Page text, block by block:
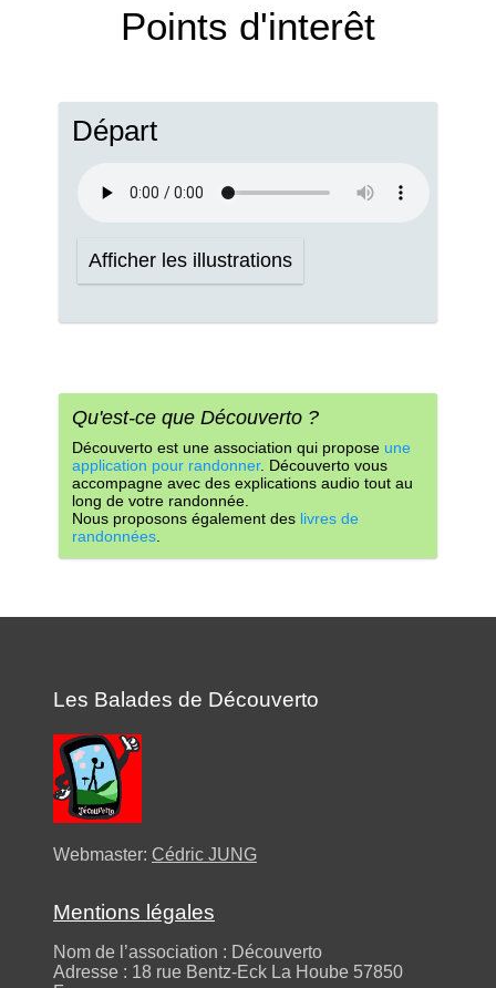
Points d'interêt
Départ
Afficher les illustrations
Qu'est-ce que Découverto ?
Découverto est une association qui propose une
application pour randonner. Découverto vous
accompagne avec des explications audio tout au
long de votre randonnée.
Nous proposons également des livres de
randonnées
Les Balades de Découverto
Webmaster: Cédric JUNG
Mentions légales
Nom de l’association : Découverto
Adresse : 18 rue Bentz-Eck La Hoube 57850